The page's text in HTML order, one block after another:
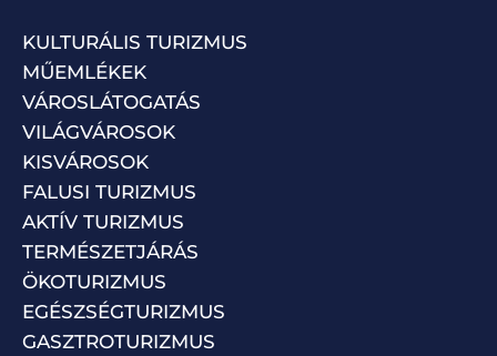
KULTURÁLIS TURIZMUS
MŰEMLÉKEK
VÁROSLÁTOGATÁS
VILÁGVÁROSOK
KISVÁROSOK
FALUSI TURIZMUS
AKTÍV TURIZMUS
TERMÉSZETJÁRÁS
ÖKOTURIZMUS
EGÉSZSÉGTURIZMUS
GASZTROTURIZMUS